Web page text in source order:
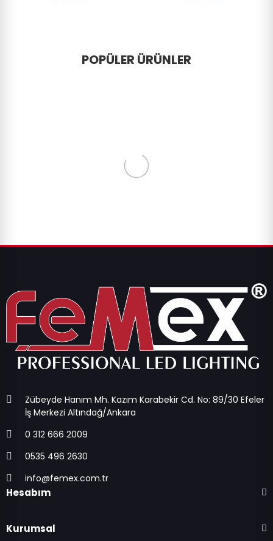
POPÜLER ÜRÜNLER
Zübeyde Hanım Mh. Kazım Karabekir Cd. No: 89/30 Efeler
İş Merkezi Altındağ/Ankara
0 312 666 2009
0535 496 2630
info@femex.com.tr
Hesabım
Kurumsal